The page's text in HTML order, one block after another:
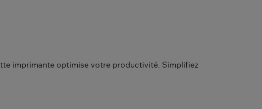
imprimante optimise votre productivité. Simplifiez